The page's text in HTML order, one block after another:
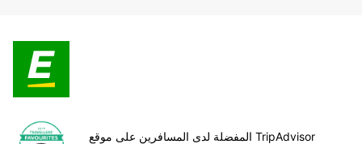
المفضلة لدى المسافرين على موقع TripAdvisor